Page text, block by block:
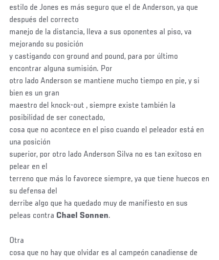
estilo de Jones es más seguro que el de Anderson, ya que
después del correcto
manejo de la distancia, lleva a sus oponentes al piso, va
mejorando su posición
y castigando con ground and pound, para por último
encontrar alguna sumisión. Por
otro lado Anderson se mantiene mucho tiempo en pie, y si
bien es un gran
maestro del knock-out , siempre existe también la
posibilidad de ser conectado,
cosa que no acontece en el piso cuando el peleador está en
una posición
superior, por otro lado Anderson Silva no es tan exitoso en
pelear en el
terreno que más lo favorece siempre, ya que tiene huecos en
su defensa del
derribe algo que ha quedado muy de manifiesto en sus
peleas contra Chael Sonnen.
Otra
cosa que no hay que olvidar es al campeón canadiense de